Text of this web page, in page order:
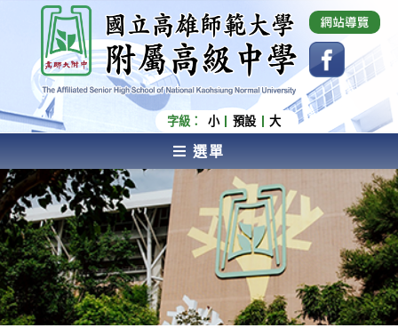
內
容
國立高雄師範大學附屬高級中學 Affiliated Senior
High School of National Kaohsiung Normal
University
字級： 小 預設 大
選單
AFFILIATED SENIOR HIGH SCHOOL OF NATIONAL
KAOHSIUNG NORMAL UNIVERSITY